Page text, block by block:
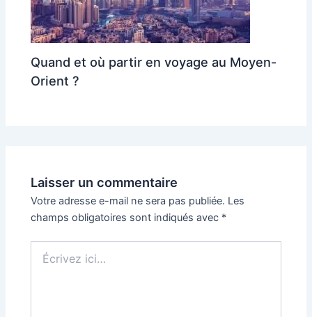
Quand et où partir en voyage au Moyen-
Orient ?
Laisser un commentaire
Votre adresse e-mail ne sera pas publiée. Les
champs obligatoires sont indiqués avec *
ici…